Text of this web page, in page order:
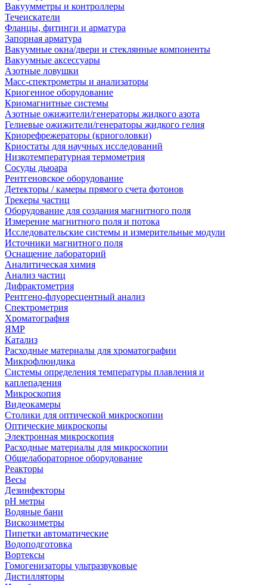
Вакуумметры и контроллеры
Течеискатели
Фланцы, фитинги и арматура
Запорная арматура
Вакуумные окна/двери и стеклянные компоненты
Вакуумные аксессуары
Азотные ловушки
Масс-спектрометры и анализаторы
Криогенное оборудование
Криомагнитные системы
Азотные ожижители/генераторы жидкого азота
Гелиевые ожижители/генераторы жидкого гелия
Криорефрежераторы (криоголовки)
Криостаты для научных исследований
Низкотемпературная термометрия
Сосуды дьюара
Рентгеновское оборудование
Детекторы / камеры прямого счета фотонов
Трекеры частиц
Оборудование для создания магнитного поля
Измерение магнитного поля и потока
Исследовательские системы и измерительные модули
Источники магнитного поля
Оснащение лабораторий
Аналитическая химия
Анализ частиц
Дифрактометрия
Рентгено-флуоресцентный анализ
Спектрометрия
Хроматография
ЯМР
Катализ
Расходные материалы для хроматографии
Микрофлюидика
Системы определения температуры плавления и
каплепадения
Микроскопия
Видеокамеры
Столики для оптической микроскопии
Оптические микроскопы
Электронная микроскопия
Расходные материалы для микроскопии
Общелабораторное оборудование
Реакторы
Весы
Дезинфекторы
рН метры
Водяные бани
Вискозиметры
Пипетки автоматические
Водоподготовка
Вортексы
Гомогенизаторы ультразвуковые
Дистилляторы